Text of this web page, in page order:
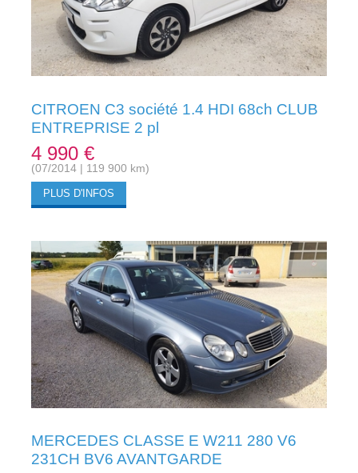
CITROEN C3 société 1.4 HDI 68ch CLUB
ENTREPRISE 2 pl
4 990 €
(07/2014 | 119 900 km)
PLUS D'INFOS
MERCEDES CLASSE E W211 280 V6
231CH BV6 AVANTGARDE